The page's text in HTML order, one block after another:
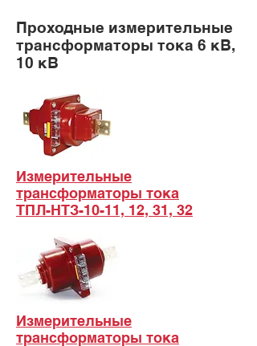
Проходные измерительные
трансформаторы тока 6 кВ,
10 кВ
Измерительные
трансформаторы тока
ТПЛ-НТЗ-10-11, 12, 31, 32
Измерительные
трансформаторы тока